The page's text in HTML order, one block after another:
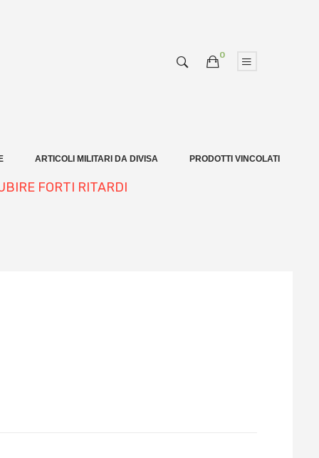
0
ARTICOLI MILITARI DA DIVISA PRODOTTI VINCOLATI
FORTI RITARDI